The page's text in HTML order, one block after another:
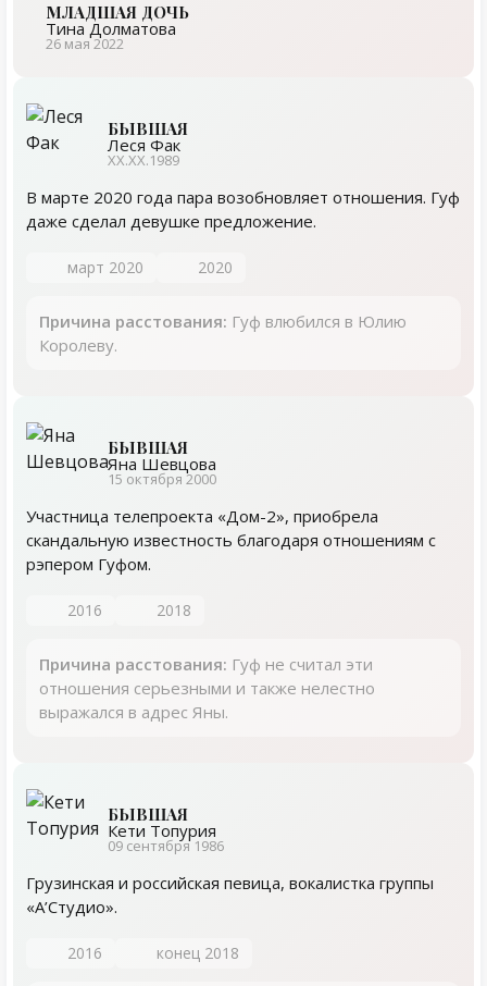
МЛАДШАЯ ДОЧЬ
Тина Долматова
26 мая 2022
БЫВШАЯ
Леся Фак
XX.XX.1989
В марте 2020 года пара возобновляет отношения. Гуф
даже сделал девушке предложение.
март 2020 2020
Причина расстования: Гуф влюбился в Юлию
Королеву.
БЫВШАЯ
Яна Шевцова
15 октября 2000
Участница телепроекта «Дом-2», приобрела
скандальную известность благодаря отношениям с
рэпером Гуфом.
2016 2018
Причина расстования: Гуф не считал эти
отношения серьезными и также нелестно
выражался в адрес Яны.
БЫВШАЯ
Кети Топурия
09 сентября 1986
Грузинская и российская певица, вокалистка группы
«А’Студио».
2016 конец 2018